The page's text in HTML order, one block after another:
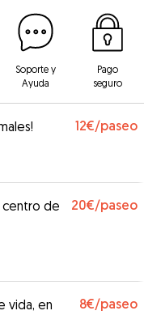
Soporte y
Ayuda
Pago
seguro
12€/paseo
centro de
20€/paseo
vida, en
8€/paseo